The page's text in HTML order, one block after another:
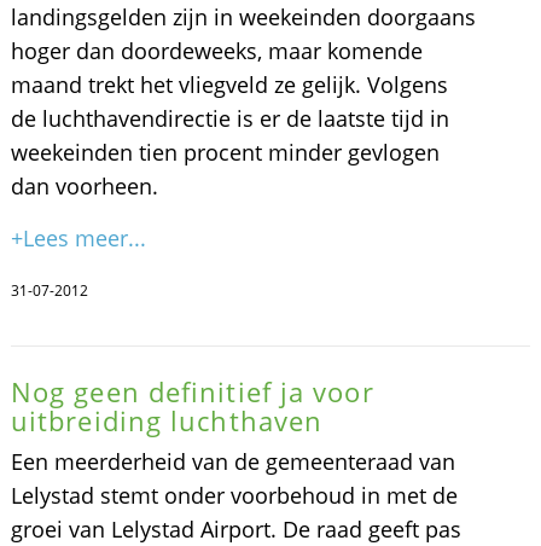
landingsgelden zijn in weekeinden doorgaans
hoger dan doordeweeks, maar komende
maand trekt het vliegveld ze gelijk. Volgens
de luchthavendirectie is er de laatste tijd in
weekeinden tien procent minder gevlogen
dan voorheen.
+Lees meer...
31-07-2012
Nog geen definitief ja voor
uitbreiding luchthaven
Een meerderheid van de gemeenteraad van
Lelystad stemt onder voorbehoud in met de
groei van Lelystad Airport. De raad geeft pas